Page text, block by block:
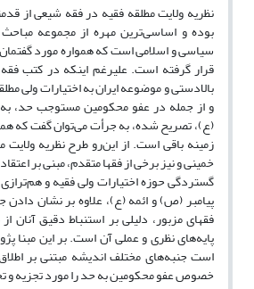
نظریه ولایت مطلقه فقیه در فقه شیعی از
بوده و اساسی‌ترین مهره از مجموعه
سیاسی و اسلامی است که همواره مورد
قرار گرفته است. علیرغم اینکه در کتب
بالادستی و موضوعه‌ ایران به اختیارات ولی
و از جمله در عفو محکومین مستوجب حد،
(ع)، تصریح شده، به جرأت می‌توان گفت که
زمینه باقی است. از این‌رو طرح نظریه ولایت
خمینی و نیز برخی از فقها متقدم، مبنی بر
گستردگی حوزه‌ اختیارات ولی فقیه و
پیامبر (ص) و ائمه (ع)، علاوه بر نشان
فقهای مزبور، دلیلی بر استنباط دقیق آنان
پایه‌های نظری و عملی آن است. بر این
است جنبه‌های مختلف اندیشه مبتنی بر
خصوص عفو محکومین به حد را مورد تجزیه و